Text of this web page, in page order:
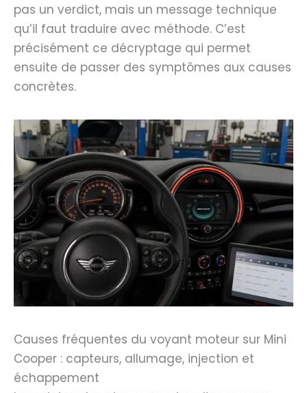
pas un verdict, mais un message technique
qu’il faut traduire avec méthode. C’est
précisément ce décryptage qui permet
ensuite de passer des symptômes aux causes
concrètes.
Causes fréquentes du voyant moteur sur Mini
Cooper : capteurs, allumage, injection et
échappement